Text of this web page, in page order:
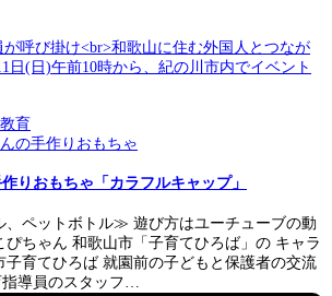
育
の手作りおもちゃ
りおもちゃ「カラフルキャップ」
ペットボトル≫ 遊び方はユーチューブの動
ちゃん 和歌山市「子育てひろば」の キャラ
子育てひろば 就園前の子どもと保護者の交流
導員のスタッフ…